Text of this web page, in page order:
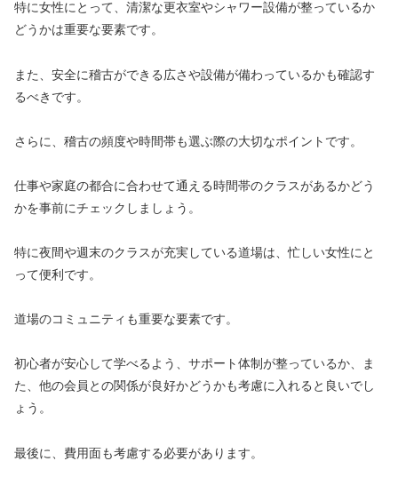
特に女性にとって、清潔な更衣室やシャワー設備が整っているか
どうかは重要な要素です。
また、安全に稽古ができる広さや設備が備わっているかも確認す
るべきです。
さらに、稽古の頻度や時間帯も選ぶ際の大切なポイントです。
仕事や家庭の都合に合わせて通える時間帯のクラスがあるかどう
かを事前にチェックしましょう。
特に夜間や週末のクラスが充実している道場は、忙しい女性にと
って便利です。
道場のコミュニティも重要な要素です。
初心者が安心して学べるよう、サポート体制が整っているか、ま
た、他の会員との関係が良好かどうかも考慮に入れると良いでし
ょう。
最後に、費用面も考慮する必要があります。